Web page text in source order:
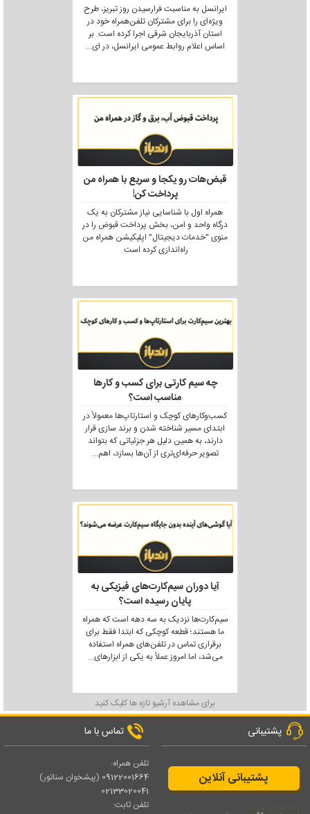
ایرانسل به مناسبت فرارسیدن روز تبریز، طرح
ویژه‌ای را برای مشترکان تلفن‌همراه خود در
استان آذربایجان شرقی اجرا کرده است. بر
اساس اعلام روابط عمومی ایرانسل، در ای...
قبض‌هات رو یکجا و سریع با همراه من
پرداخت کن!
همراه اول با شناسایی نیاز مشترکان به یک
درگاه واحد و امن، بخش پرداخت قبوض را در
منوی "خدمات دیجیتال" اپلیکیشن همراه من
راه‌اندازی کرده است.
چه سیم کارتی برای کسب و کارها
مناسب است؟
کسب‌وکارهای کوچک و استارتاپ‌ها معمولاً در
ابتدای مسیر شناخته شدن و برند سازی قرار
دارند، به همین دلیل هر جزئیاتی که بتواند
تصویر حرفه‌ای‌تری از آن‌ها بسازد، اهم...
آیا دوران سیم‌کارت‌های فیزیکی به
پایان رسیده است؟
سیم‌کارت‌ها نزدیک به سه دهه است که همراه
ما هستند؛ قطعه کوچکی که ابتدا فقط برای
برقراری تماس در تلفن‌های همراه استفاده
می‌شد، اما امروز عملاً به یکی از ابزارهای...
برای مشاهده آرشیو تازه ها کلیک کنید
پشتیبانی
پشتیبانی آنلاین
تماس با ما
تلفن همراه:
09122001664 (پیشخوان سناتور)
02133020041
تلفن ثابت: